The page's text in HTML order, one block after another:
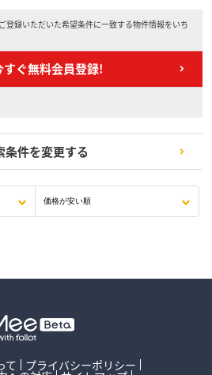
登録いただいた希望条件に一致する物件情報をいち
すぐ無料会員登録!
条件を変更する
て プライバシーポリシー